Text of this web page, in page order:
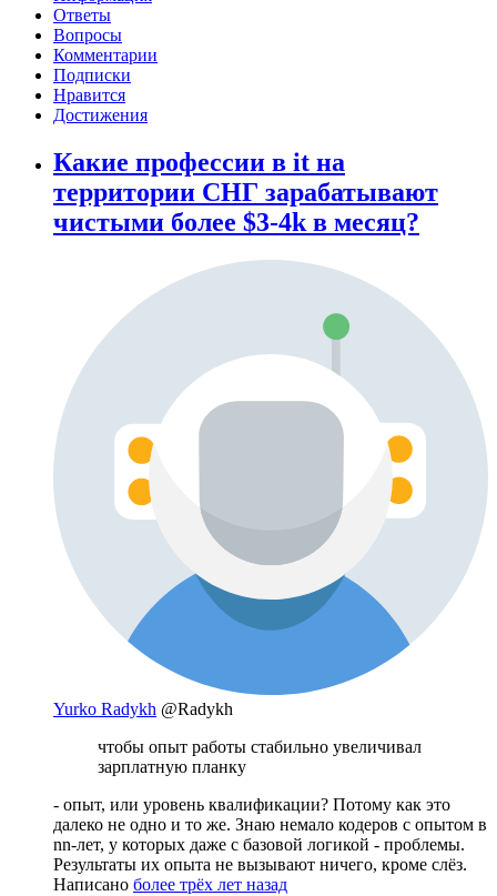
Ответы
Вопросы
Комментарии
Подписки
Нравится
Достижения
Какие профессии в it на
территории СНГ зарабатывают
чистыми более $3-4k в месяц?
Yurko Radykh @Radykh
чтобы опыт работы стабильно увеличивал
зарплатную планку
- опыт, или уровень квалификации? Потому как это
далеко не одно и то же. Знаю немало кодеров с опытом в
nn-лет, у которых даже с базовой логикой - проблемы.
Результаты их опыта не вызывают ничего, кроме слёз.
Написано более трёх лет назад